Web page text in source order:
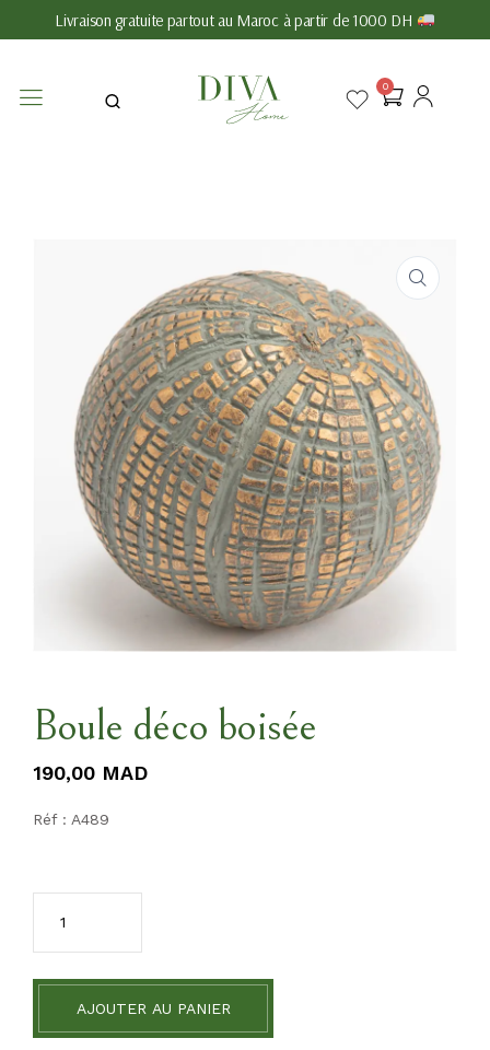
Livraison gratuite partout au Maroc à partir de 1000 DH
0
Boule déco boisée
190,00 MAD
Réf : A489
AJOUTER AU PANIER